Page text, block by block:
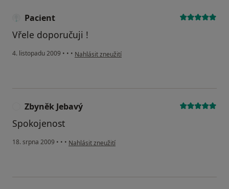
Pacient
Vřele doporučuji !
4. listopadu 2009 • • • podle názoru uživatele Pacient
Nahlásit zneužití
Zbyněk Jebavý
Spokojenost
18. srpna 2009 • • • podle názoru uživatele Zbyněk Jebavý
Nahlásit zneužití